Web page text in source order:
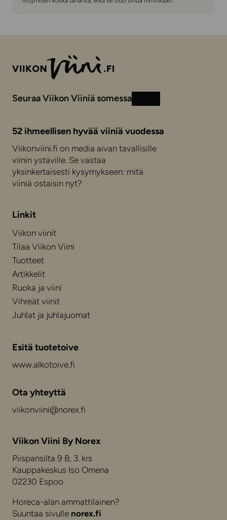
Seuraa Viikon Viiniä somessa
52 ihmeellisen hyvää viiniä vuodessa
Viikonviini.fi on media aivan tavallisille
viinin ystäville. Se vastaa
yksinkertaisesti kysymykseen: mitä
viiniä ostaisin nyt?
Linkit
Viikon viinit
Tilaa Viikon Viini
Tuotteet
Artikkelit
Ruoka ja viini
Vihreät viinit
Juhlat ja juhlajuomat
Esitä tuotetoive
www.alkotoive.fi
Ota yhteyttä
viikonviini@norex.fi
Viikon Viini By Norex
Piispansilta 9 B, 3. krs
Kauppakeskus Iso Omena
02230 Espoo
Horeca-alan ammattilainen?
Suuntaa sivulle norex.fi